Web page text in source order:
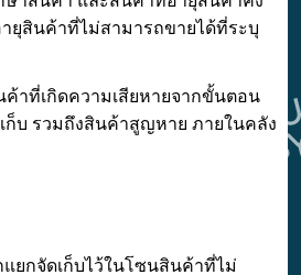
ยุสินค้าที่ไม่สามารถขายได้ที่ระบุ
าที่เกิดความเสียหายจากขั้นตอน
ก็บ รวมถึงสินค้าสูญหาย ภายในคลัง
ยกจัดเก็บไว้ในโซนสินค้าที่ไม่